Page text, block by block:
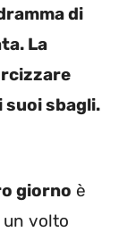
di
La
sbagli.
giorno è
volto